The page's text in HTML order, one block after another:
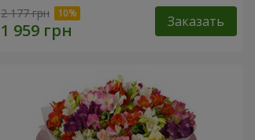
2 177 грн Заказать